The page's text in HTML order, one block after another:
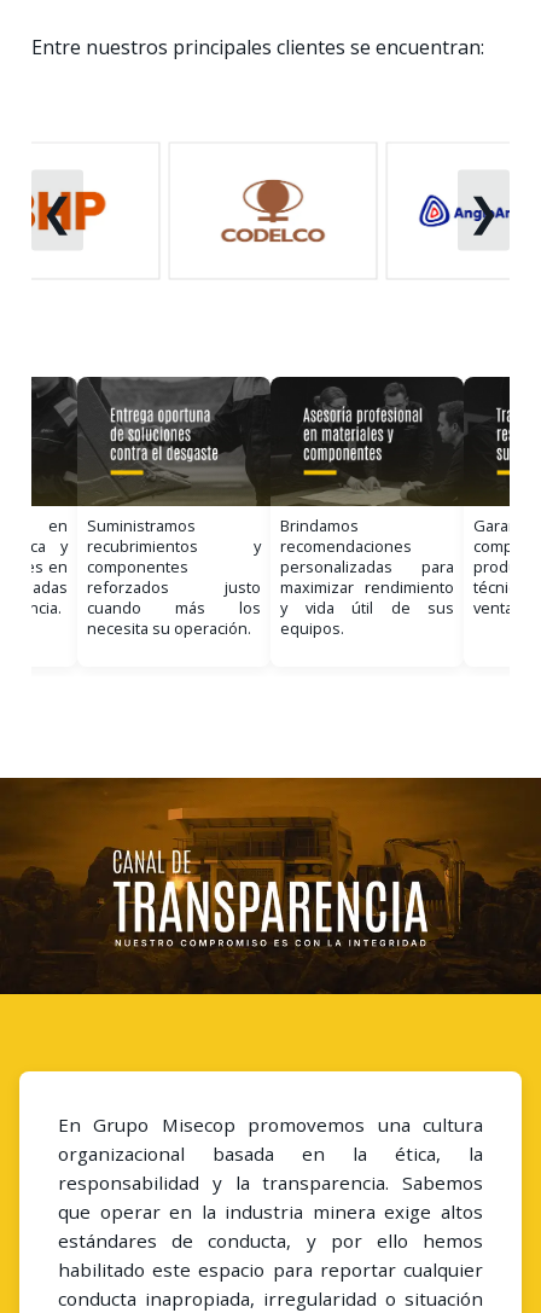
Entre nuestros principales clientes se encuentran:
❮ ❯
en
y
en
Suministramos
recubrimientos y
componentes
reforzados justo
cuando más los
necesita su operación.
Brindamos
recomendaciones
personalizadas para
maximizar rendimiento
y vida útil de sus
equipos.
técnico
venta.
En Grupo Misecop promovemos una cultura
organizacional basada en la ética, la
responsabilidad y la transparencia. Sabemos
que operar en la industria minera exige altos
estándares de conducta, y por ello hemos
habilitado este espacio para reportar cualquier
conducta inapropiada, irregularidad o situación